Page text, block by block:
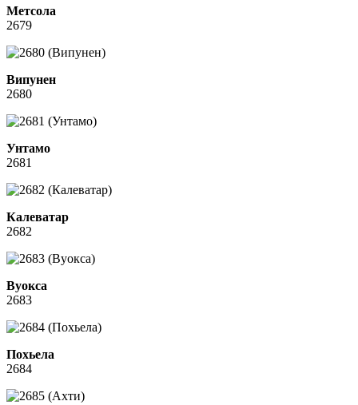
Метсола
2679
Випунен
2680
Унтамо
2681
Калеватар
2682
Вуокса
2683
Похьела
2684